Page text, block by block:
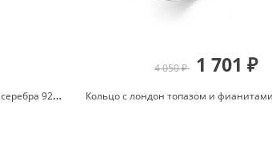
Кольцо с родолитом и фианитами из серебра 925 с родированием К-3832рс41000
4 050 ₽ 1 701 ₽